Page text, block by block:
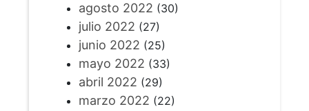
agosto 2022 (30)
julio 2022 (27)
junio 2022 (25)
mayo 2022 (33)
abril 2022 (29)
marzo 2022 (22)